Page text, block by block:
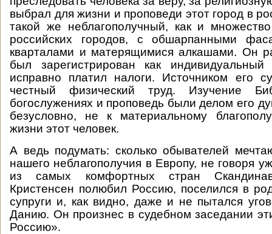
выбрал для жизни и проповеди этот город в
такой же неблагополучный, как и
российских городов, с обшарпанными
кварталами и матерящимися алкашами. Он
был зарегистрирован как индивидуальный
исправно платил налоги. Источником его
честный физический труд. Изучение
богослужениях и проповедь были делом его
безусловно, не к материальному
жизни этот человек.
А ведь подумать: сколько обывателей
нашего неблагополучия в Европу, не говоря
из самых комфортных стран
Кристенсен полюбил Россию, поселился в
супруги и, как видно, даже и не пытался
Данию. Он произнес в судебном заседании
Россию».